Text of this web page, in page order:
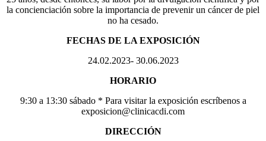
la concienciación sobre la importancia de prevenir un cáncer de piel
no ha cesado.
FECHAS DE LA EXPOSICIÓN
24.02.2023- 30.06.2023
HORARIO
9:30 a 13:30 sábado * Para visitar la exposición escríbenos a
exposicion@clinicacdi.com
DIRECCIÓN